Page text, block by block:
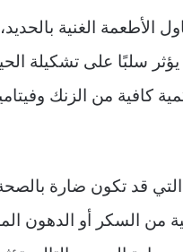
الأطعمة الغنية
سلبًا على تشكيلة
كافية من الزنك
قد تكون ضارة بالصحة
من السكر أو الدهون